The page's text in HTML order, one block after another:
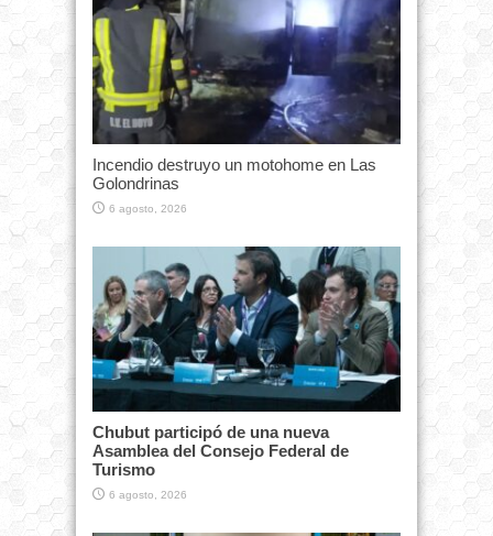
Incendio destruyo un motohome en Las
Golondrinas
6 agosto, 2026
Chubut participó de una nueva
Asamblea del Consejo Federal de
Turismo
6 agosto, 2026